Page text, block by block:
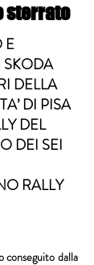
sterrato
E
SKODA
DELLA
DI PISA
DEL
DEI SEI
RALLY